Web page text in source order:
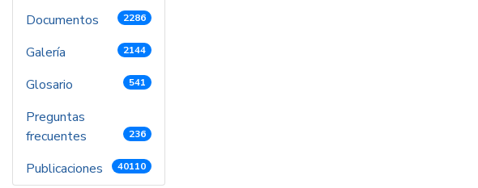
Documentos 2286
Galería 2144
Glosario 541
Preguntas
frecuentes
236
Publicaciones 40110